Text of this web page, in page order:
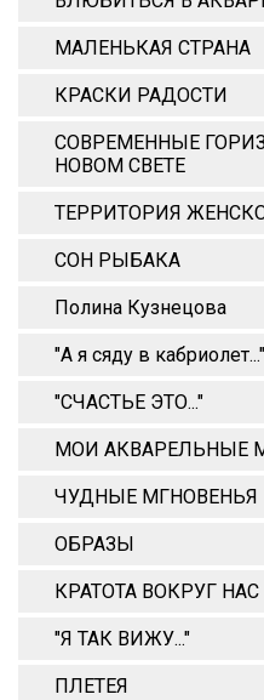
МАЛЕНЬКАЯ СТРАНА
КРАСКИ РАДОСТИ
СОВРЕМЕННЫЕ
НОВОМ СВЕТЕ
ТЕРРИТОРИЯ
СОН РЫБАКА
Полина Кузнецова
"А я сяду в кабриолет..."
"СЧАСТЬЕ ЭТО..."
МОИ АКВАРЕЛЬНЫЕ
ЧУДНЫЕ МГНОВЕНЬЯ
ОБРАЗЫ
КРАТОТА ВОКРУГ НАС
"Я ТАК ВИЖУ..."
ПЛЕТЕЯ